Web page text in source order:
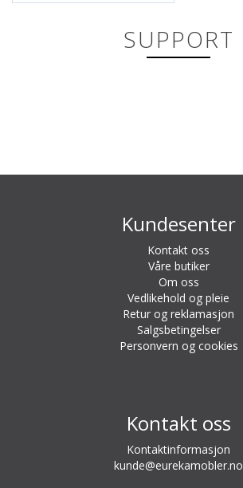
SUPPORT
Kundesenter
Kontakt oss
Våre butiker
Om oss
Vedlikehold og pleie
Retur og reklamasjon
Salgsbetingelser
Personvern og cookies
Kontakt oss
Kontaktinformasjon
kunde@eurekamobler.no